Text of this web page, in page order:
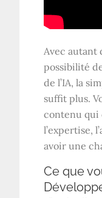
Avec autant
possibilité
de l’IA, la
suffit plus.
contenu qui
l’expertise,
avoir une
Ce que